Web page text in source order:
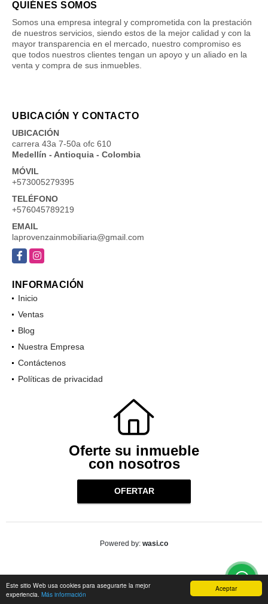
Aceptar
Este sitio Web usa cookies para asegurarte la mejor
experiencia. Más información
QUIÉNES SOMOS
Somos una empresa integral y comprometida con la prestación
de nuestros servicios, siendo estos de la mejor calidad y con la
mayor transparencia en el mercado, nuestro compromiso es
que todos nuestros clientes tengan un apoyo y un aliado en la
venta y compra de sus inmuebles.
UBICACIÓN Y CONTACTO
UBICACIÓN
carrera 43a 7-50a ofc 610
Medellín - Antioquia - Colombia
MÓVIL
+573005279395
TELÉFONO
+576045789219
EMAIL
laprovenzainmobiliaria@gmail.com
FacebookInstagram
INFORMACIÓN
Inicio
Ventas
Blog
Nuestra Empresa
Contáctenos
Políticas de privacidad
Oferte su inmueble
con nosotros
OFERTAR
Powered by: wasi.co